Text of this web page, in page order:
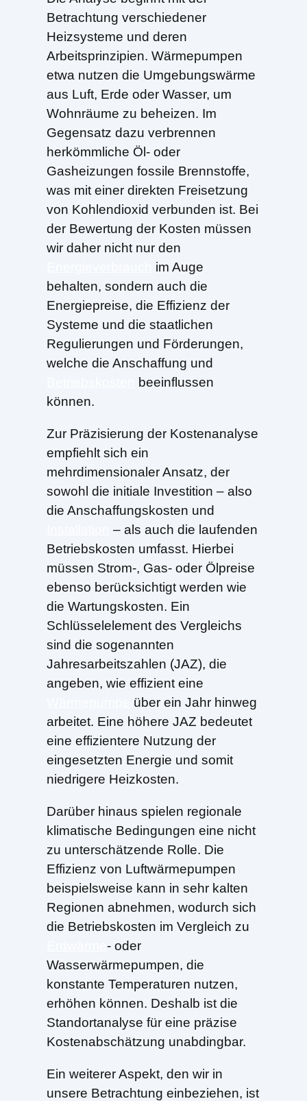
Betrachtung verschiedener
Heizsysteme und deren
Arbeitsprinzipien. Wärmepumpen
etwa nutzen die Umgebungswärme
aus Luft, Erde oder Wasser, um
Wohnräume zu beheizen. Im
Gegensatz dazu verbrennen
herkömmliche Öl- oder
Gasheizungen fossile Brennstoffe,
was mit einer direkten Freisetzung
von Kohlendioxid verbunden ist. Bei
der Bewertung der Kosten müssen
wir daher nicht nur den
im Auge
behalten, sondern auch die
Energiepreise, die Effizienz der
Systeme und die staatlichen
Regulierungen und Förderungen,
welche die Anschaffung und
beeinflussen
können.
Zur Präzisierung der Kostenanalyse
empfiehlt sich ein
mehrdimensionaler Ansatz, der
sowohl die initiale Investition – also
die Anschaffungskosten und
– als auch die laufenden
Betriebskosten umfasst. Hierbei
müssen Strom-, Gas- oder Ölpreise
ebenso berücksichtigt werden wie
die Wartungskosten. Ein
Schlüsselelement des Vergleichs
sind die sogenannten
Jahresarbeitszahlen (JAZ), die
angeben, wie effizient eine
über ein Jahr hinweg
arbeitet. Eine höhere JAZ bedeutet
eine effizientere Nutzung der
eingesetzten Energie und somit
niedrigere Heizkosten.
Darüber hinaus spielen regionale
klimatische Bedingungen eine nicht
zu unterschätzende Rolle. Die
Effizienz von Luftwärmepumpen
beispielsweise kann in sehr kalten
Regionen abnehmen, wodurch sich
die Betriebskosten im Vergleich zu
- oder
Wasserwärmepumpen, die
konstante Temperaturen nutzen,
erhöhen können. Deshalb ist die
Standortanalyse für eine präzise
Kostenabschätzung unabdingbar.
Ein weiterer Aspekt, den wir in
unsere Betrachtung einbeziehen, ist